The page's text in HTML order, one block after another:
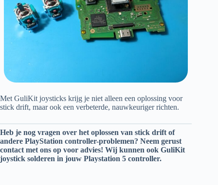
Met GuliKit joysticks krijg je niet alleen een oplossing voor
stick drift, maar ook een verbeterde, nauwkeuriger richten.
Heb je nog vragen over het oplossen van stick drift of
andere PlayStation controller-problemen? Neem gerust
contact met ons op voor advies! Wij kunnen ook GuliKit
joystick solderen in jouw Playstation 5 controller.